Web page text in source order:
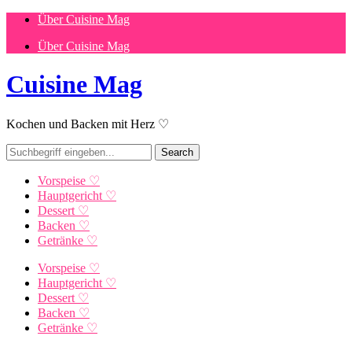
Über Cuisine Mag
Über Cuisine Mag
Cuisine Mag
Kochen und Backen mit Herz ♡
Vorspeise ♡
Hauptgericht ♡
Dessert ♡
Backen ♡
Getränke ♡
Vorspeise ♡
Hauptgericht ♡
Dessert ♡
Backen ♡
Getränke ♡